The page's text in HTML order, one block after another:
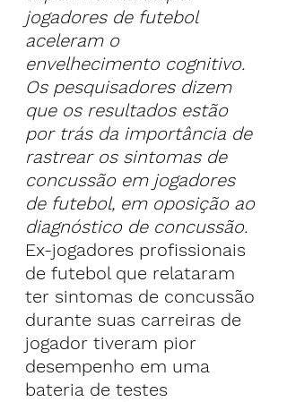
jogadores de futebol
aceleram o
envelhecimento cognitivo.
Os pesquisadores dizem
que os resultados estão
por trás da importância de
rastrear os sintomas de
concussão em jogadores
de futebol, em oposição ao
diagnóstico de concussão.
Ex-jogadores profissionais
de futebol que relataram
ter sintomas de concussão
durante suas carreiras de
jogador tiveram pior
desempenho em uma
bateria de testes